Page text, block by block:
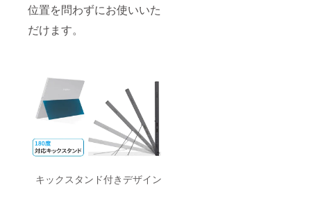
位置を問わずにお使いいた
だけます。
キックスタンド付きデザイン